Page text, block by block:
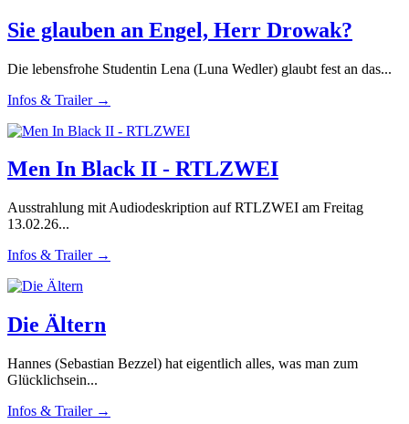
Sie glauben an Engel, Herr Drowak?
Die lebensfrohe Studentin Lena (Luna Wedler) glaubt fest an das...
Infos & Trailer →
Men In Black II - RTLZWEI
Ausstrahlung mit Audiodeskription auf RTLZWEI am Freitag
13.02.26...
Infos & Trailer →
Die Ältern
Hannes (Sebastian Bezzel) hat eigentlich alles, was man zum
Glücklichsein...
Infos & Trailer →